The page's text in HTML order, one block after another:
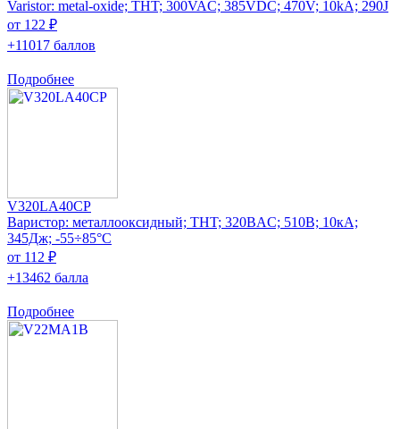
Varistor: metal-oxide; THT; 300VAC; 385VDC; 470V; 10kA; 290J
от 122 ₽
+11017 баллов
Подробнее
V320LA40CP
Варистор: металлооксидный; THT; 320ВAC; 510В; 10кА;
345Дж; -55÷85°C
от 112 ₽
+13462 балла
Подробнее